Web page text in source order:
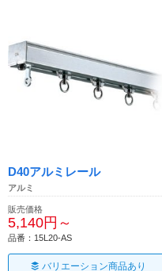
D40アルミレール
アルミ
販売価格
5,140円～
品番：15L20-AS
バリエーション商品あり